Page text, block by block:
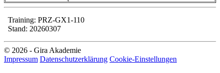
Training: PRZ-GX1-110
Stand: 20260307
© 2026 - Gira Akademie
Impressum Datenschutzerklärung Cookie-Einstellungen